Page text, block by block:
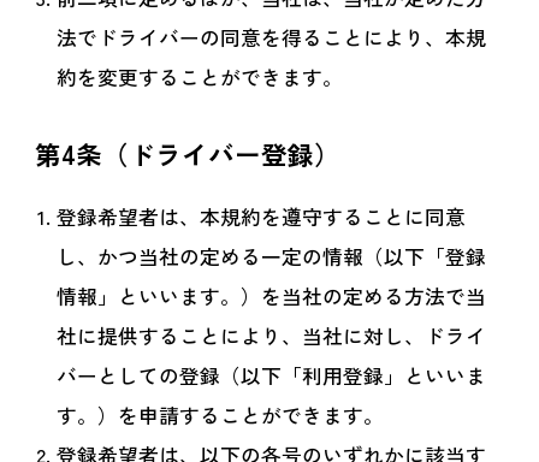
法でドライバーの同意を得ることにより、本規
約を変更することができます。
第4条（ドライバー登録）
登録希望者は、本規約を遵守することに同意
し、かつ当社の定める一定の情報（以下「登録
情報」といいます。）を当社の定める方法で当
社に提供することにより、当社に対し、ドライ
バーとしての登録（以下「利用登録」といいま
す。）を申請することができます。
登録希望者は、以下の各号のいずれかに該当す